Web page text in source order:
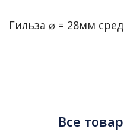
Гильза ⌀ = 28мм
Все